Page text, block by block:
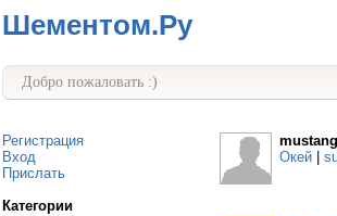
Шементом.Ру
Добро пожаловать :)
Регистрация
Вход
Прислать
Категории
Окей